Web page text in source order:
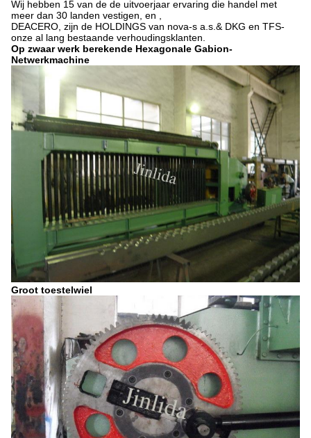
Wij hebben 15 van de de uitvoerjaar ervaring die handel met
meer dan 30 landen vestigen, en ,
DEACERO, zijn de HOLDINGS van nova-s a.s.& DKG en TFS-
onze al lang bestaande verhoudingsklanten.
Op zwaar werk berekende Hexagonale Gabion-
Netwerkmachine
Groot toestelwiel